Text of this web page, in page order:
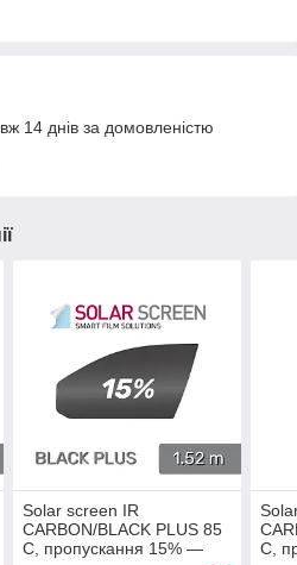
14 днів за домовленістю
Solar screen IR
CARBON/BLACK PLUS 85
C, пропускання 15% —
C,